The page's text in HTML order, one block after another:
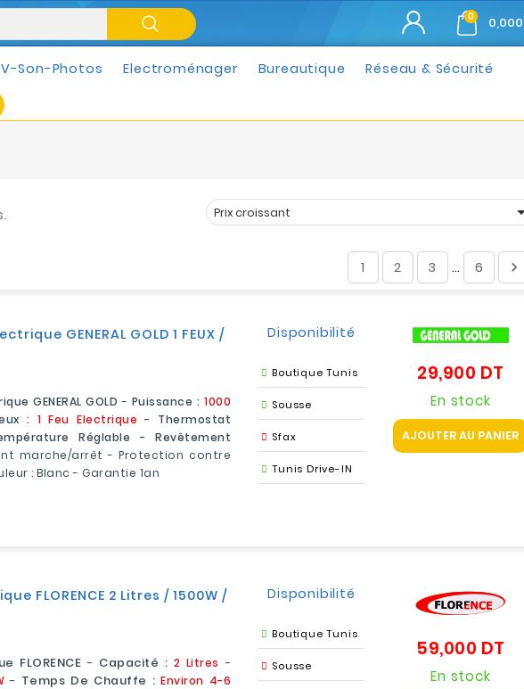
0
Son-Photos Electroménager Bureautique Réseau & Sécurité
Prix croissant
1 2 3 … 6 
GENERAL GOLD 1 FEUX /
GENERAL GOLD - Puissance : 1000
: 1 Feu Electrique - Thermostat
Réglable - Revêtement
marche/arrêt - Protection contre
: Blanc - Garantie 1an
Disponibilité
Boutique Tunis
Sousse
Sfax
Tunis Drive-IN
29,900 DT
En stock
AJOUTER AU PANIER
FLORENCE 2 Litres / 1500W /
FLORENCE - Capacité : 2 Litres -
- Temps De Chauffe :Environ 4-6
Disponibilité
Boutique Tunis
Sousse
59,000 DT
En stock